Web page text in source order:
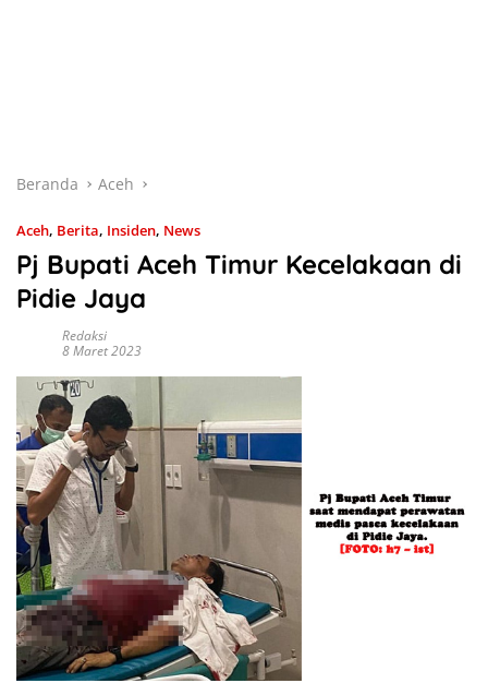
Beranda Aceh
Aceh, Berita, Insiden, News
Pj Bupati Aceh Timur Kecelakaan di
Pidie Jaya
Redaksi
8 Maret 2023